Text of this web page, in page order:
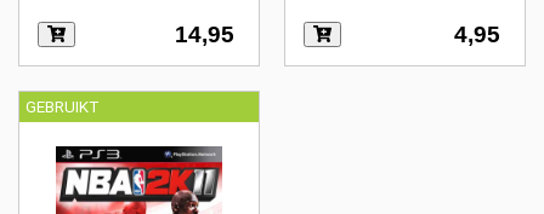
14,95 4,95
GEBRUIKT